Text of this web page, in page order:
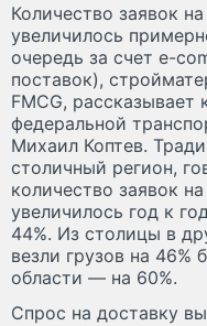
Количество заявок
увеличилось
очередь за счет e-
поставок),
FMCG,
федеральной
Михаил Коптев.
столичный регион,
количество заявок
увеличилось год к
44%. Из столицы в
везли грузов на 46%
области — на 60%.
Спрос на доставку